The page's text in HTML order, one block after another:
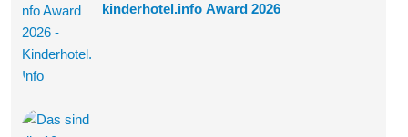
kinderhotel.info Award 2026